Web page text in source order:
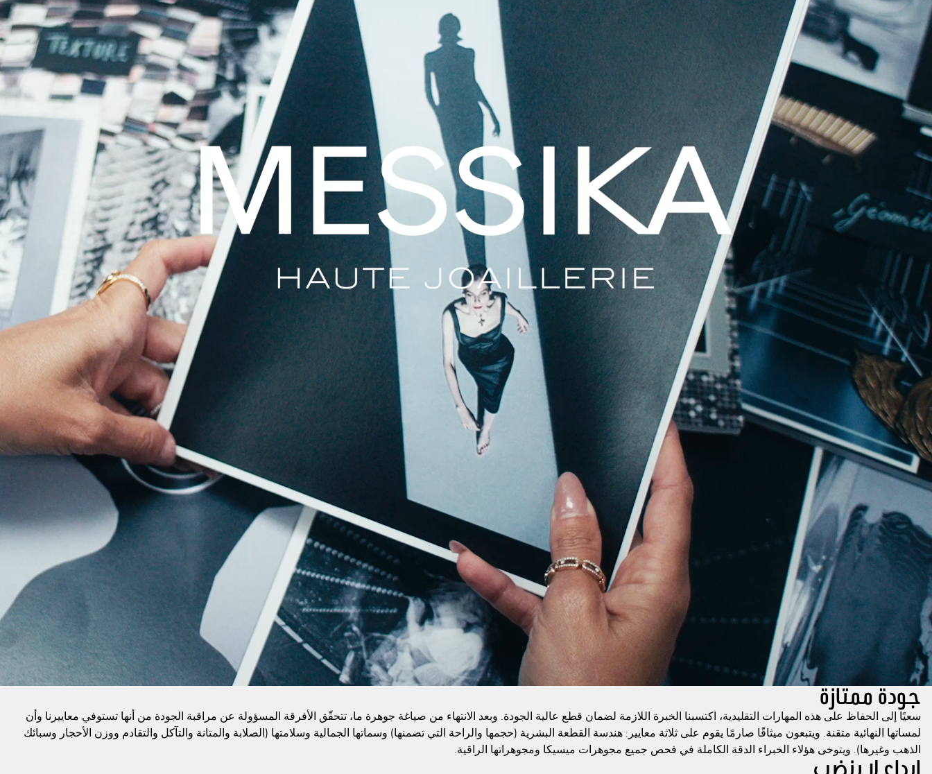
جودة ممتازة
سعيًا إلى الحفاظ على هذه المهارات التقليدية، اكتسبنا الخبرة اللازمة لضمان قطع عالية الجودة. وبعد الانتهاء من صياغة جوهرة ما، تتحقّق الأفرقة المسؤولة عن مراقبة الجودة من أنها تستوفي معاييرنا وأن
لمساتها النهائية متقنة. ويتبعون ميثاقًا صارمًا يقوم على ثلاثة معايير: هندسة القطعة البشرية (حجمها والراحة التي تضمنها) وسماتها الجمالية وسلامتها (الصلابة والمتانة والتآكل والتقادم ووزن الأحجار وسبائك
الذهب وغيرها). ويتوخى هؤلاء الخبراء الدقة الكاملة في فحص جميع مجوهرات ميسيكا ومجوهراتها الراقية.